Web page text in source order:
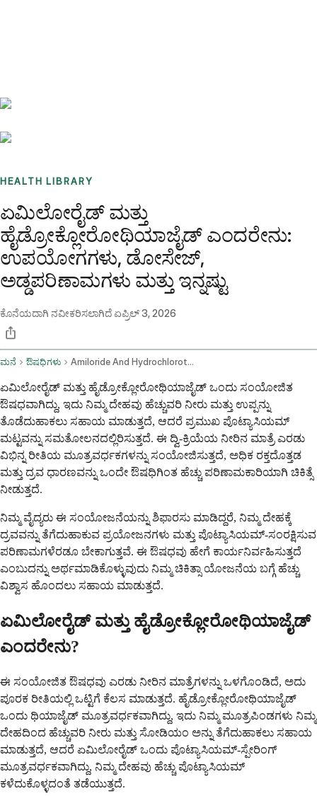
HEALTH LIBRARY
ಏಮಿಲೋರೈಡ್ ಮತ್ತು
ಹೈಡ್ರೋಕ್ಲೋರೋಥಿಯಾಜೈಡ್ ಎಂದರೇನು:
ಉಪಯೋಗಗಳು, ಡೋಸೇಜ್,
ಅಡ್ಡಪರಿಣಾಮಗಳು ಮತ್ತು ಇನ್ನಷ್ಟು
ಕೊನೆಯದಾಗಿ ನವೀಕರಿಸಲಾಗಿದೆಏಪ್ರಿಲ್ 3, 2026
ಮನೆ ಔಷಧಿಗಳು Amiloride And Hydrochlorothiazide Oral Route
ಏಮಿಲೋರೈಡ್ ಮತ್ತು ಹೈಡ್ರೋಕ್ಲೋರೋಥಿಯಾಜೈಡ್ ಒಂದು ಸಂಯೋಜಿತ
ಔಷಧವಾಗಿದ್ದು, ಇದು ನಿಮ್ಮ ದೇಹವು ಹೆಚ್ಚುವರಿ ನೀರು ಮತ್ತು ಉಪ್ಪನ್ನು
ತೊಡೆದುಹಾಕಲು ಸಹಾಯ ಮಾಡುತ್ತದೆ, ಆದರೆ ಪ್ರಮುಖ ಪೊಟ್ಯಾಸಿಯಮ್
ಮಟ್ಟವನ್ನು ಸಮತೋಲನದಲ್ಲಿರಿಸುತ್ತದೆ. ಈ ದ್ವಿ-ಕ್ರಿಯೆಯ ನೀರಿನ ಮಾತ್ರೆ ಎರಡು
ವಿಭಿನ್ನ ರೀತಿಯ ಮೂತ್ರವರ್ಧಕಗಳನ್ನು ಸಂಯೋಜಿಸುತ್ತದೆ, ಅಧಿಕ ರಕ್ತದೊತ್ತಡ
ಮತ್ತು ದ್ರವ ಧಾರಣವನ್ನು ಒಂದೇ ಔಷಧಿಗಿಂತ ಹೆಚ್ಚು ಪರಿಣಾಮಕಾರಿಯಾಗಿ ಚಿಕಿತ್ಸೆ
ನೀಡುತ್ತದೆ.
ನಿಮ್ಮ ವೈದ್ಯರು ಈ ಸಂಯೋಜನೆಯನ್ನು ಶಿಫಾರಸು ಮಾಡಿದ್ದರೆ, ನಿಮ್ಮ ದೇಹಕ್ಕೆ
ದ್ರವವನ್ನು ತೆಗೆದುಹಾಕುವ ಪ್ರಯೋಜನಗಳು ಮತ್ತು ಪೊಟ್ಯಾಸಿಯಮ್-ಸಂರಕ್ಷಿಸುವ
ಪರಿಣಾಮಗಳೆರಡೂ ಬೇಕಾಗುತ್ತವೆ. ಈ ಔಷಧವು ಹೇಗೆ ಕಾರ್ಯನಿರ್ವಹಿಸುತ್ತದೆ
ಎಂಬುದನ್ನು ಅರ್ಥಮಾಡಿಕೊಳ್ಳುವುದು ನಿಮ್ಮ ಚಿಕಿತ್ಸಾ ಯೋಜನೆಯ ಬಗ್ಗೆ ಹೆಚ್ಚು
ವಿಶ್ವಾಸ ಹೊಂದಲು ಸಹಾಯ ಮಾಡುತ್ತದೆ.
ಏಮಿಲೋರೈಡ್ ಮತ್ತು ಹೈಡ್ರೋಕ್ಲೋರೋಥಿಯಾಜೈಡ್
ಎಂದರೇನು?
ಈ ಸಂಯೋಜಿತ ಔಷಧವು ಎರಡು ನೀರಿನ ಮಾತ್ರೆಗಳನ್ನು ಒಳಗೊಂಡಿದೆ, ಅದು
ಪೂರಕ ರೀತಿಯಲ್ಲಿ ಒಟ್ಟಿಗೆ ಕೆಲಸ ಮಾಡುತ್ತದೆ. ಹೈಡ್ರೋಕ್ಲೋರೋಥಿಯಾಜೈಡ್
ಒಂದು ಥಿಯಾಜೈಡ್ ಮೂತ್ರವರ್ಧಕವಾಗಿದ್ದು, ಇದು ನಿಮ್ಮ ಮೂತ್ರಪಿಂಡಗಳು ನಿಮ್ಮ
ದೇಹದಿಂದ ಹೆಚ್ಚುವರಿ ನೀರು ಮತ್ತು ಸೋಡಿಯಂ ಅನ್ನು ತೆಗೆದುಹಾಕಲು ಸಹಾಯ
ಮಾಡುತ್ತದೆ, ಆದರೆ ಏಮಿಲೋರೈಡ್ ಒಂದು ಪೊಟ್ಯಾಸಿಯಮ್-ಸ್ಪೇರಿಂಗ್
ಮೂತ್ರವರ್ಧಕವಾಗಿದ್ದು, ನಿಮ್ಮ ದೇಹವು ಹೆಚ್ಚು ಪೊಟ್ಯಾಸಿಯಮ್
ಕಳೆದುಕೊಳ್ಳದಂತೆ ತಡೆಯುತ್ತದೆ.